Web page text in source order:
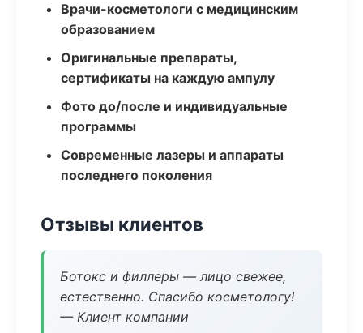
Врачи-косметологи с медицинским
образованием
Оригинальные препараты,
сертификаты на каждую ампулу
Фото до/после и индивидуальные
программы
Современные лазеры и аппараты
последнего поколения
Отзывы клиентов
Ботокс и филлеры — лицо свежее,
естественно. Спасибо косметологу!
— Клиент компании